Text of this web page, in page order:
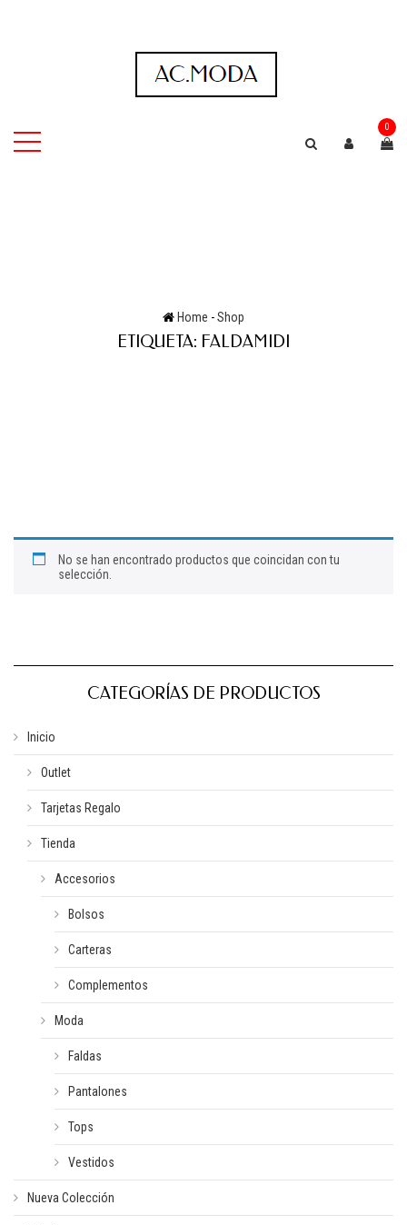
0
Home -Shop
ETIQUETA: FALDAMIDI
No se han encontrado productos que coincidan con tu
selección.
CATEGORÍAS DE PRODUCTOS
Inicio
Outlet
Tarjetas Regalo
Tienda
Accesorios
Bolsos
Carteras
Complementos
Moda
Faldas
Pantalones
Tops
Vestidos
Nueva Colección